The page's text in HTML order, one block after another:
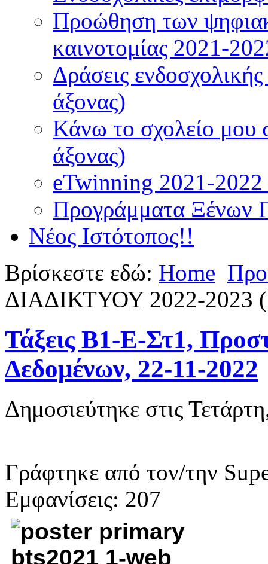
Προώθηση των
καινοτομίας 2021-
Δράσεις
άξονας)
Κάνω το σχολείο μου
άξονας)
eTwinning 2021-
Προγράμματα Ξένων
Νέος Ιστότοπος!!
Βρίσκεστε εδώ: Home
ΔΙΑΔΙΚΤΥΟΥ 2022-2023
Τάξεις Β1-Ε-Στ1,
Δεδομένων, 22-11-2022
Δημοσιεύτηκε στις
Γράφτηκε από τον/την
Εμφανίσεις: 207